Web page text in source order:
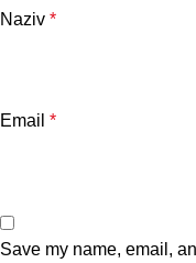
Naziv *
Email *
Save my name, email,